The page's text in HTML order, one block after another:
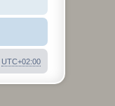
UTC+02:00